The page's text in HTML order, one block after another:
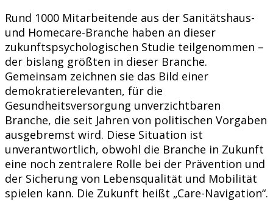
Rund 1000 Mitarbeitende aus der Sanitätshaus-
und Homecare-Branche haben an dieser
zukunftspsychologischen Studie teilgenommen –
der bislang größten in dieser Branche.
Gemeinsam zeichnen sie das Bild einer
demokratierelevanten, für die
Gesundheitsversorgung unverzichtbaren
Branche, die seit Jahren von politischen Vorgaben
ausgebremst wird. Diese Situation ist
unverantwortlich, obwohl die Branche in Zukunft
eine noch zentralere Rolle bei der Prävention und
der Sicherung von Lebensqualität und Mobilität
spielen kann. Die Zukunft heißt „Care-Navigation“.